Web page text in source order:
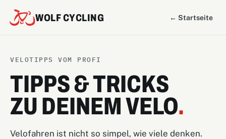
WOLF CYCLING ← Startseite
VELOTIPPS VOM PROFI
TIPPS & TRICKS
ZU DEINEM VELO.
Velofahren ist nicht so simpel, wie viele denken.